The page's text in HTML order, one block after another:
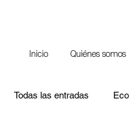
Inicio Quiénes somos
Todas las entradas